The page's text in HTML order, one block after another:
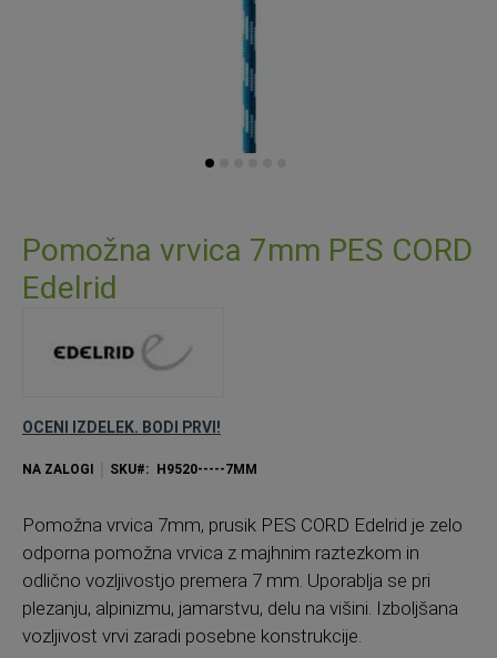
na
začetek
galerije
Pomožna vrvica 7mm PES CORD
Edelrid
OCENI IZDELEK. BODI PRVI!
NA ZALOGI SKU H9520-----7MM
Pomožna vrvica 7mm, prusik PES CORD Edelrid je zelo
odporna pomožna vrvica z majhnim raztezkom in
odlično vozljivostjo premera 7 mm. Uporablja se pri
plezanju, alpinizmu, jamarstvu, delu na višini. Izboljšana
vozljivost vrvi zaradi posebne konstrukcije.